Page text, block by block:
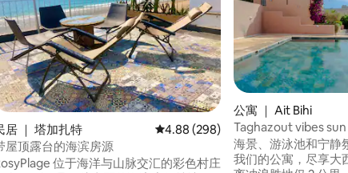
居 ｜ 塔加扎特 平均评分 4.88 分（满分 5 分），共
4.88 (298)
屋顶露台的海滨房源
位于海洋与山脉交汇的彩色村庄
公寓 ｜ Ait Bihi
Taghazout vibes
池 7
海景、游泳池和宁静
我们的公寓，尽享大